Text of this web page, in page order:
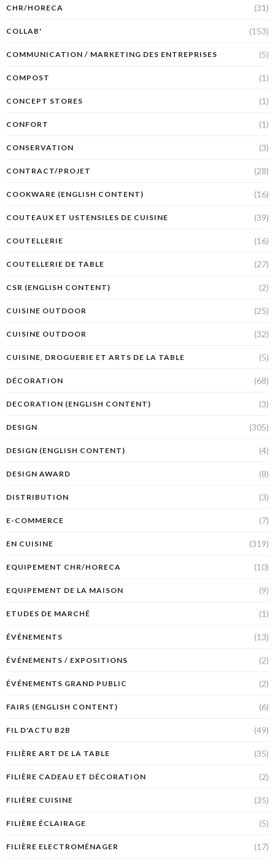
CHR/HORECA (31)
COLLAB' (153)
COMMUNICATION / MARKETING DES ENTREPRISES (5)
COMPOST (1)
CONCEPT STORES (1)
CONFORT (1)
CONSERVATION (3)
CONTRACT/PROJET (28)
COOKWARE (ENGLISH CONTENT) (16)
COUTEAUX ET USTENSILES DE CUISINE (39)
COUTELLERIE (16)
COUTELLERIE DE TABLE (27)
CSR (ENGLISH CONTENT) (2)
CUISINE OUTDOOR (25)
CUISINE OUTDOOR (32)
CUISINE, DROGUERIE ET ARTS DE LA TABLE (5)
DÉCORATION (68)
DECORATION (ENGLISH CONTENT) (3)
DESIGN (305)
DESIGN (ENGLISH CONTENT) (4)
DESIGN AWARD (8)
DISTRIBUTION (3)
E-COMMERCE (7)
EN CUISINE (319)
EQUIPEMENT CHR/HORECA (10)
EQUIPEMENT DE LA MAISON (9)
ETUDES DE MARCHÉ (1)
ÉVÉNEMENTS (13)
ÉVÉNEMENTS / EXPOSITIONS (2)
ÉVÉNEMENTS GRAND PUBLIC (2)
FAIRS (ENGLISH CONTENT) (6)
FIL D'ACTU B2B (49)
FILIÈRE ART DE LA TABLE (35)
FILIÈRE CADEAU ET DÉCORATION (2)
FILIÈRE CUISINE (35)
FILIÈRE ÉCLAIRAGE (5)
FILIÈRE ELECTROMÉNAGER (17)